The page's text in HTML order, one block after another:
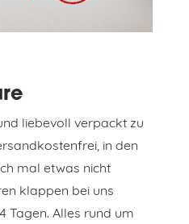
liebevoll verpackt zu
in den
mal etwas nicht
klappen bei uns
Tagen. Alles rund um